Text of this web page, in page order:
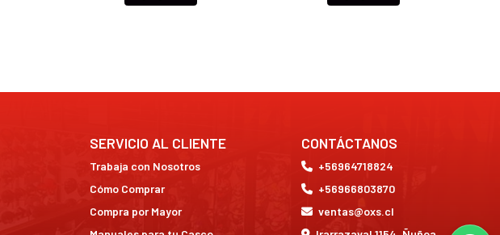
SERVICIO AL CLIENTE
Trabaja con Nosotros
Cómo Comprar
Compra por Mayor
CONTÁCTANOS
+56964718824
+56966803870
ventas@oxs.cl